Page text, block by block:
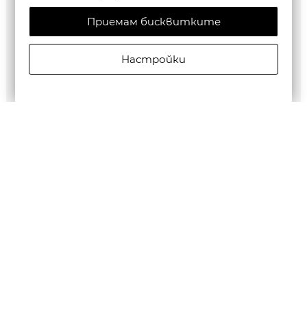
Приемам бисквитките
Настройки